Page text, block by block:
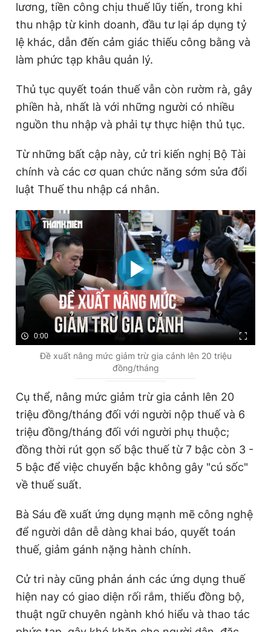
lương, tiền công chịu thuế lũy tiến, trong khi
thu nhập từ kinh doanh, đầu tư lại áp dụng tỷ
lệ khác, dẫn đến cảm giác thiếu công bằng và
làm phức tạp khâu quản lý.
Thủ tục quyết toán thuế vẫn còn rườm rà, gây
phiền hà, nhất là với những người có nhiều
nguồn thu nhập và phải tự thực hiện thủ tục.
Từ những bất cập này, cử tri kiến nghị Bộ Tài
chính và các cơ quan chức năng sớm sửa đổi
luật Thuế thu nhập cá nhân.
0:00
Đề xuất nâng mức giảm trừ gia cảnh lên 20 triệu
đồng/tháng
Cụ thể, nâng mức giảm trừ gia cảnh lên 20
triệu đồng/tháng đối với người nộp thuế và 6
triệu đồng/tháng đối với người phụ thuộc;
đồng thời rút gọn số bậc thuế từ 7 bậc còn 3 -
5 bậc để việc chuyển bậc không gây "cú sốc"
về thuế suất.
Bà Sáu đề xuất ứng dụng mạnh mẽ công nghệ
để người dân dễ dàng khai báo, quyết toán
thuế, giảm gánh nặng hành chính.
Cử tri này cũng phản ánh các ứng dụng thuế
hiện nay có giao diện rối rắm, thiếu đồng bộ,
thuật ngữ chuyên ngành khó hiểu và thao tác